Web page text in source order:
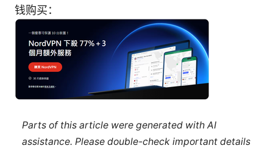
钱购买：
Parts of this article were generated with AI
assistance. Please double-check important details